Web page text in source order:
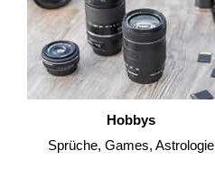
Hobbys
Sprüche, Games, Astrologie